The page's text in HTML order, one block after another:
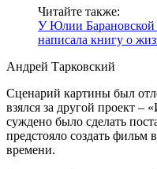
Читайте также:
У Юлии Барановской
написала книгу о
Андрей Тарковский
Сценарий картины был
взялся за другой проект –
суждено было сделать
предстояло создать фильм
времени.